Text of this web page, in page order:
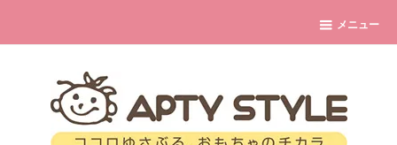
メニュー